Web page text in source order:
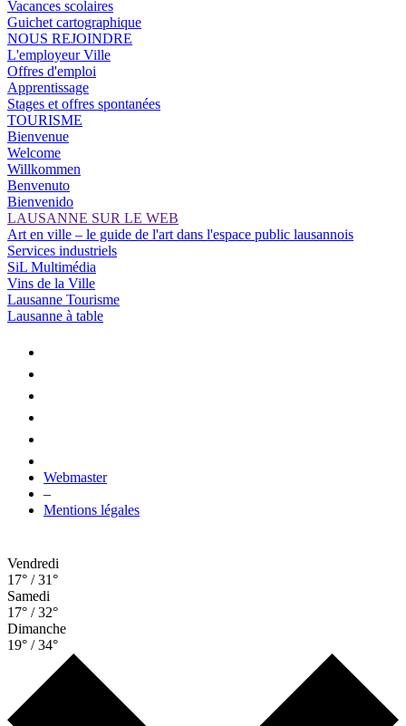
Vacances scolaires
Guichet cartographique
NOUS REJOINDRE
L'employeur Ville
Offres d'emploi
Apprentissage
Stages et offres spontanées
TOURISME
Bienvenue
Welcome
Willkommen
Benvenuto
Bienvenido
LAUSANNE SUR LE WEB
Art en ville – le guide de l'art dans l'espace public lausannois
Services industriels
SiL Multimédia
Vins de la Ville
Lausanne Tourisme
Lausanne à table
Webmaster
–
Mentions légales
Vendredi
17° / 31°
Samedi
17° / 32°
Dimanche
19° / 34°